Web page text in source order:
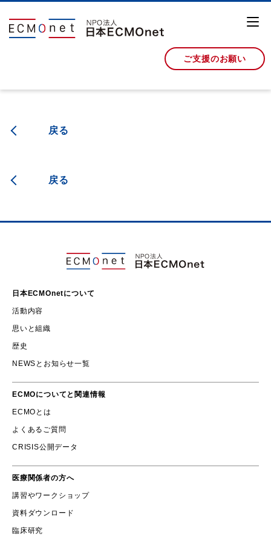
ご支援のお願い
戻る
戻る
日本ECMOnetについて
活動内容
思いと組織
歴史
NEWSとお知らせ一覧
ECMOについてと関連情報
ECMOとは
よくあるご質問
CRISIS公開データ
医療関係者の方へ
講習やワークショップ
資料ダウンロード
臨床研究